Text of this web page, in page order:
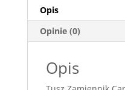
Opis
Opinie (0)
Opis